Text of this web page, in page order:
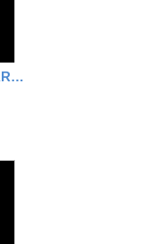
Viaje a la luna. Familias con ARTE